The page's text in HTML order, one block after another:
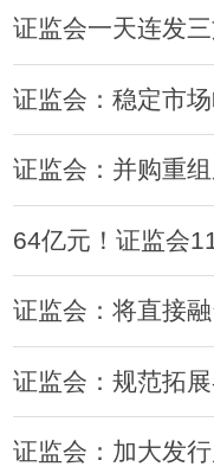
证监会一天连发
证监会：稳定市
证监会：并购重
64亿元！证监会
证监会：将直接
证监会：规范拓
证监会：加大发